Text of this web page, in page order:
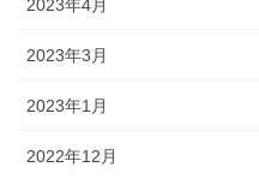
2023年4月
2023年3月
2023年1月
2022年12月